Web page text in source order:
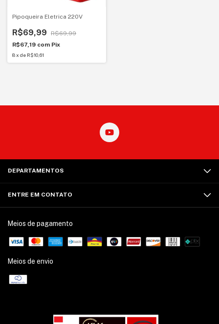
Pipoqueira Eletrica 220V
R$69,99
R$69,99
R$67,19 com Pix
8x de R$10,61
DEPARTAMENTOS
ENTRE EM CONTATO
Meios de pagamento
Meios de envio